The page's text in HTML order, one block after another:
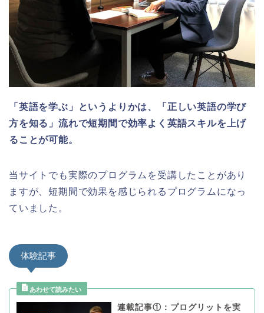
「英語を学ぶ」というよりかは、「正しい英語の学び
方を知る」流れで短期間で効率よく英語スキルを上げ
ることが可能。
当サイトでも実際のプログラムを受講したことがあり
ますが、短期間で効果を感じられるプログラムになっ
ていました。
体験記事
連載記事①：プログリットを実